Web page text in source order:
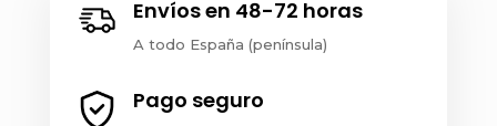
Envíos en 48-72 horas
A todo España (península)
Pago seguro